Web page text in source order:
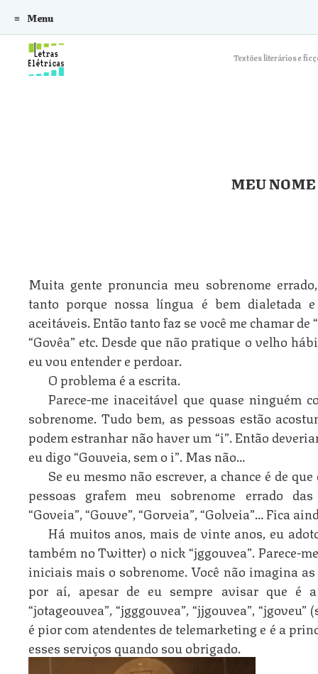
Textões literários e
Menu
Skip to content
MEU
Muita gente pronuncia meu sobrenome
tanto porque nossa língua é bem dialetada
aceitáveis. Então tanto faz se você me chamar de
“Govêa” etc. Desde que não pratique o velho
eu vou entender e perdoar.
O problema é a escrita.
Parece-me inaceitável que quase ninguém
sobrenome. Tudo bem, as pessoas estão
podem estranhar não haver um “i”. Então
eu digo “Gouveia, sem o i”. Mas não…
Se eu mesmo não escrever, a chance é de
pessoas grafem meu sobrenome errado
“Goveia”, “Gouve”, “Gorveia”, “Golveia”… Fica
Há muitos anos, mais de vinte anos, eu
também no Twitter) o nick “jggouvea”. Parece-
iniciais mais o sobrenome. Você não imagina
por aí, apesar de eu sempre avisar que é
“jotageouvea”, “jgggouvea”, “jjgouvea”,
é pior com atendentes de telemarketing e é a
esses serviços quando sou obrigado.